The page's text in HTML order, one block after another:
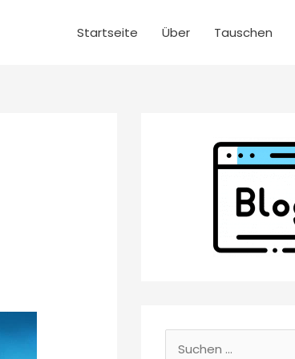
Startseite Über Tauschen